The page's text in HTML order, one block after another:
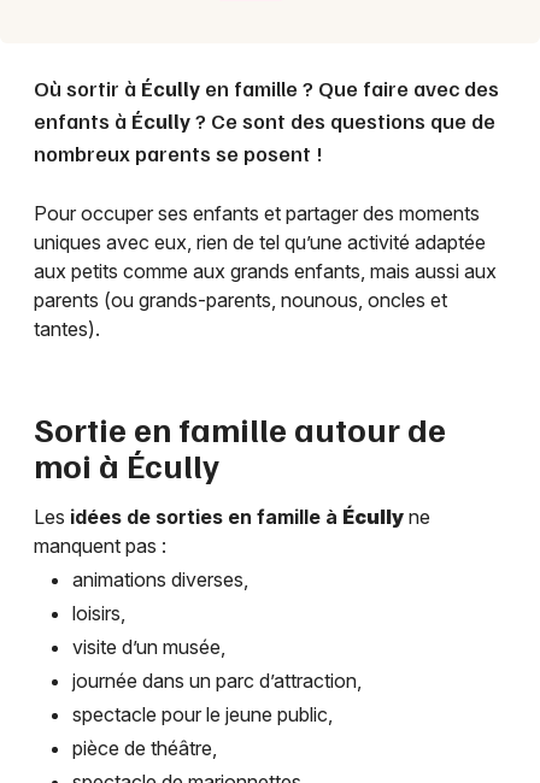
Où sortir à Écully en famille ? Que faire avec des
enfants à Écully? Ce sont des questions que de
nombreux parents se posent !
Pour occuper ses enfants et partager des moments
uniques avec eux, rien de tel qu’une activité adaptée
aux petits comme aux grands enfants, mais aussi aux
parents (ou grands-parents, nounous, oncles et
tantes).
Sortie en famille autour de
moi à Écully
Les idées de sorties en famille à Écully ne
manquent pas :
animations diverses,
loisirs,
visite d’un musée,
journée dans un parc d’attraction,
spectacle pour le jeune public,
pièce de théâtre,